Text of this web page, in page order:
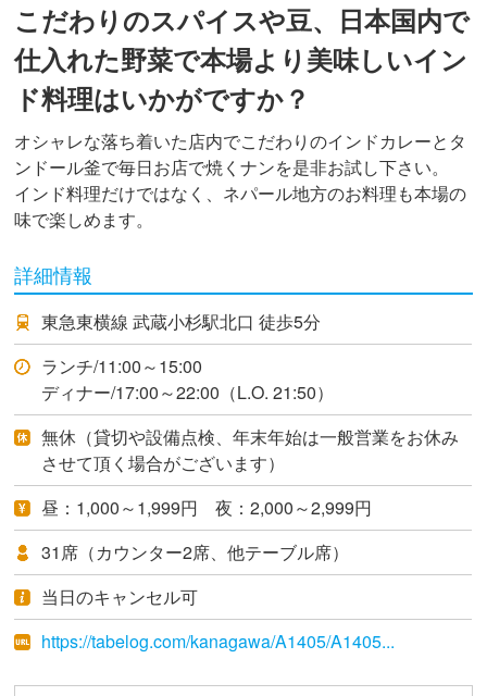
こだわりのスパイスや豆、日本国内で
仕入れた野菜で本場より美味しいイン
ド料理はいかがですか？
オシャレな落ち着いた店内でこだわりのインドカレーとタ
ンドール釜で毎日お店で焼くナンを是非お試し下さい。
インド料理だけではなく、ネパール地方のお料理も本場の
味で楽しめます。
詳細情報
東急東横線 武蔵小杉駅北口 徒歩5分
ランチ/11:00～15:00
ディナー/17:00～22:00（L.O. 21:50）
無休（貸切や設備点検、年末年始は一般営業をお休み
させて頂く場合がございます）
昼：1,000～1,999円 夜：2,000～2,999円
31席（カウンター2席、他テーブル席）
当日のキャンセル可
https://tabelog.com/kanagawa/A1405/A1405...